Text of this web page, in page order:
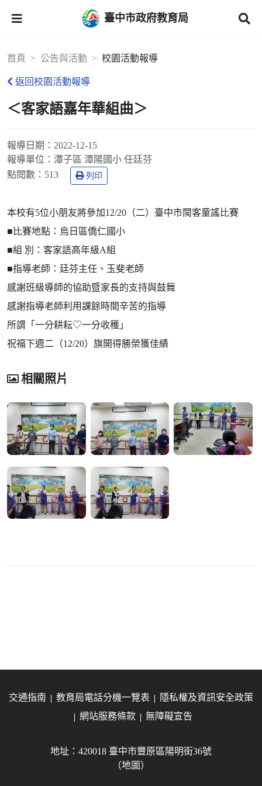
臺中市政府教育局
首頁 公告與活動 校園活動報導
返回校園活動報導
＜客家語嘉年華組曲＞
報導日期： 2022-12-15
報導單位： 潭子區 潭陽國小 任廷芬
點閱數： 513 列印
本校有5位小朋友將參加12/20（二）臺中市閩客童謠比賽
■比賽地點：烏日區僑仁國小
■組 別：客家語高年級A組
■指導老師：廷芬主任、玉斐老師
感謝班級導師的協助暨家長的支持與鼓舞
感謝指導老師利用課餘時間辛苦的指導
所謂「一分耕耘♡一分收穫」
祝福下週二（12/20）旗開得勝榮獲佳績
相關照片
交通指南 教育局電話分機一覽表
隱私權及資訊安全政策
網站服務條款
無障礙宣告
地址：420018 臺中市豐原區陽明街36號
（地圖）